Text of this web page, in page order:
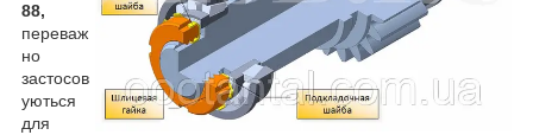
88,
переваж
но
застосов
уються
для